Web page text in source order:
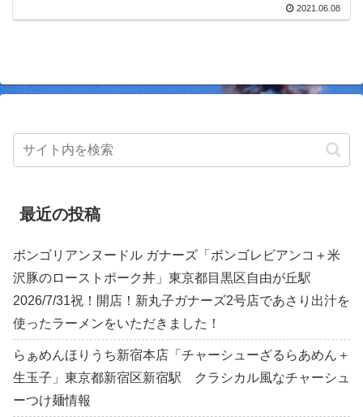
く感じるスープの美味しいざる中
2021.06.08
最近の投稿
ボンゴリアンヌードル ガナーズ「ボンゴレビアンコ＋米
沢豚のローストポーク丼」東京都目黒区自由が丘駅
2026/7/31祝！開店！新丸子ガナーズ2号店であさり出汁を
使ったラーメンをいただきました！
らぁめんほりうち新宿本店「チャーシューざるらあめん＋
生玉子」東京都新宿区新宿駅 クラシカル風なチャーシュ
ーつけ麺情報